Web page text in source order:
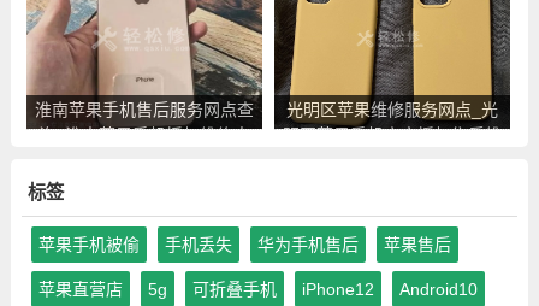
淮南苹果手机售后服务网点查
询_淮南苹果手机授权维修中
光明区苹果维修服务网点_光
明区苹果手机官方授权售后维
标签
苹果手机被偷 手机丢失 华为手机售后 苹果售后
苹果直营店 5g 可折叠手机 iPhone12 Android10